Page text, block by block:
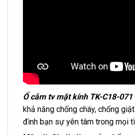
Ổ cắm tv mặt kính TK-C18-071
khả năng chống cháy, chống
đình bạn sự yên tâm trong mọi